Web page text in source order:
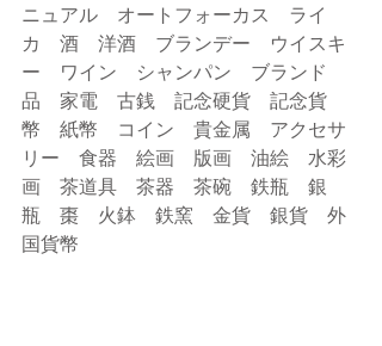
ニュアル　オートフォーカス　ライ
カ　酒　洋酒　ブランデー　ウイスキ
ー　ワイン　シャンパン　ブランド
品　家電　古銭　記念硬貨　記念貨
幣　紙幣　コイン　貴金属　アクセサ
リー　食器　絵画　版画　油絵　水彩
画　茶道具　茶器　茶碗　鉄瓶　銀
瓶　棗　火鉢　鉄窯　金貨　銀貨　外
国貨幣